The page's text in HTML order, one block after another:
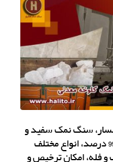
سنگ نمک سفید و
فله، امکان ترخیص و